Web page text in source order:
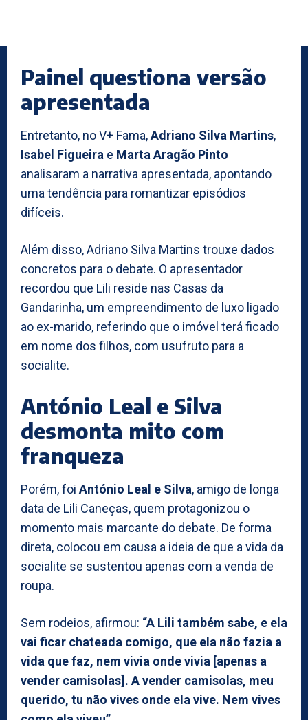
Painel questiona versão
apresentada
Entretanto, no V+ Fama,Adriano Silva Martins,
Isabel Figueira e Marta Aragão Pinto
analisaram a narrativa apresentada, apontando
uma tendência para romantizar episódios
difíceis.
Além disso, Adriano Silva Martins trouxe dados
concretos para o debate. O apresentador
recordou que Lili reside nas Casas da
Gandarinha, um empreendimento de luxo ligado
ao ex-marido, referindo que o imóvel terá ficado
em nome dos filhos, com usufruto para a
socialite.
António Leal e Silva
desmonta mito com
franqueza
Porém, foi António Leal e Silva, amigo de longa
data de Lili Caneças, quem protagonizou o
momento mais marcante do debate. De forma
direta, colocou em causa a ideia de que a vida da
socialite se sustentou apenas com a venda de
roupa.
Sem rodeios, afirmou: “A Lili também sabe, e ela
vai ficar chateada comigo, que ela não fazia a
vida que faz, nem vivia onde vivia [apenas a
vender camisolas]. A vender camisolas, meu
querido, tu não vives onde ela vive. Nem vives